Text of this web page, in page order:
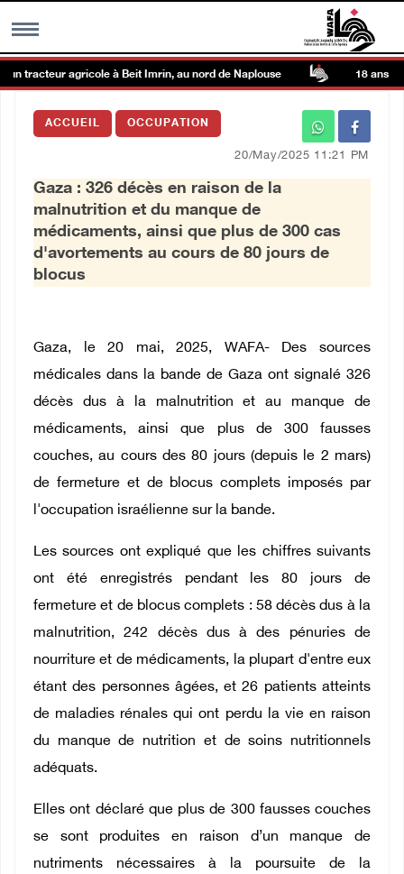
MENU
Galerie d’images
Centre palestinien
English
tracteur agricole à Beit Imrin, au nord de Naplouse 18 ans
ACCUEIL OCCUPATION
20/May/2025 11:21 PM
Gaza : 326 décès en raison de la
malnutrition et du manque de
médicaments, ainsi que plus de 300 cas
d'avortements au cours de 80 jours de
blocus
Gaza, le 20 mai, 2025, WAFA- Des sources
médicales dans la bande de Gaza ont signalé 326
décès dus à la malnutrition et au manque de
médicaments, ainsi que plus de 300 fausses
couches, au cours des 80 jours (depuis le 2 mars)
de fermeture et de blocus complets imposés par
l'occupation israélienne sur la bande.
Les sources ont expliqué que les chiffres suivants
ont été enregistrés pendant les 80 jours de
fermeture et de blocus complets : 58 décès dus à la
malnutrition, 242 décès dus à des pénuries de
nourriture et de médicaments, la plupart d'entre eux
étant des personnes âgées, et 26 patients atteints
de maladies rénales qui ont perdu la vie en raison
du manque de nutrition et de soins nutritionnels
adéquats.
Elles ont déclaré que plus de 300 fausses couches
se sont produites en raison d’un manque de
nutriments nécessaires à la poursuite de la